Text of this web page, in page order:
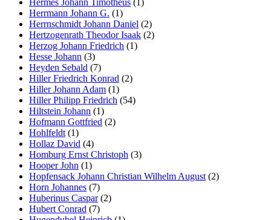
Hermes Johann Timotheus (1)
Herrmann Johann G. (1)
Herrnschmidt Johann Daniel (2)
Hertzogenrath Theodor Isaak (2)
Herzog Johann Friedrich (1)
Hesse Johann (3)
Heyden Sebald (7)
Hiller Friedrich Konrad (2)
Hiller Johann Adam (1)
Hiller Philipp Friedrich (54)
Hiltstein Johann (1)
Hofmann Gottfried (2)
Hohlfeldt (1)
Hollaz David (4)
Homburg Ernst Christoph (3)
Hooper John (1)
Hopfensack Johann Christian Wilhelm August (2)
Horn Johannes (7)
Huberinus Caspar(2)
Hubert Conrad (7)